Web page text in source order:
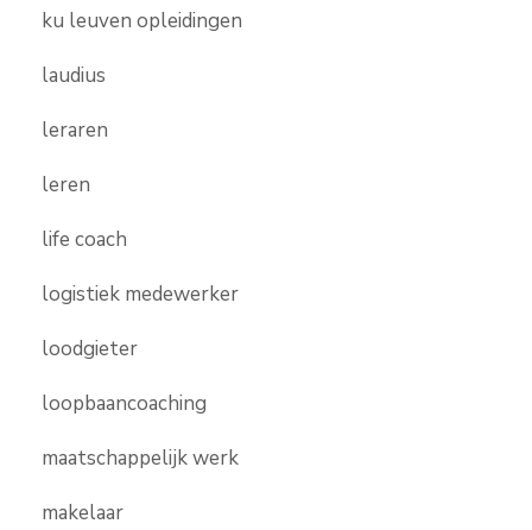
ku leuven opleidingen
laudius
leraren
leren
life coach
logistiek medewerker
loodgieter
loopbaancoaching
maatschappelijk werk
makelaar